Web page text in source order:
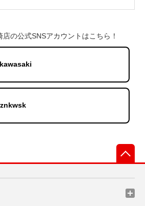
の公式SNSアカウントはこちら！